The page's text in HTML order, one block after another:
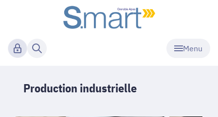
Menu
Production industrielle